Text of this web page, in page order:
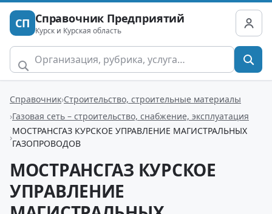
СП Справочник Предприятий
Курск и Курская область
Справочник Строительство, строительные материалы
Газовая сеть – строительство, снабжение, эксплуатация
МОСТРАНСГАЗ КУРСКОЕ УПРАВЛЕНИЕ МАГИСТРАЛЬНЫХ
ГАЗОПРОВОДОВ
МОСТРАНСГАЗ КУРСКОЕ
УПРАВЛЕНИЕ